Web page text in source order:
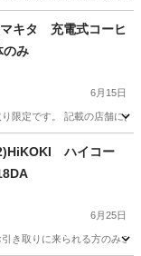
マキタ 充電式コーヒ
み
6月15日
限定です。 記載の店舗に
ハイコー
6月25日
き取りに来られる方のみ